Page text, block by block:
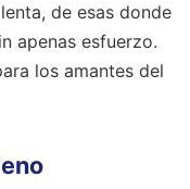
de esas donde
apenas esfuerzo.
los amantes del